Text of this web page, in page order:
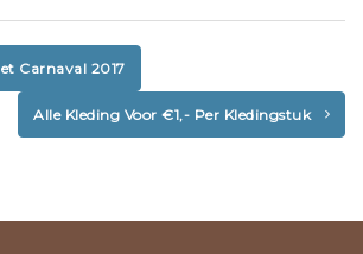
Carnaval 2017
Alle Kleding Voor €1,- Per Kledingstuk